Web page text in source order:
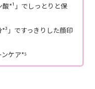
*¹」でしっとりと保
*³」ですっきりした顔印
ケア*⁵